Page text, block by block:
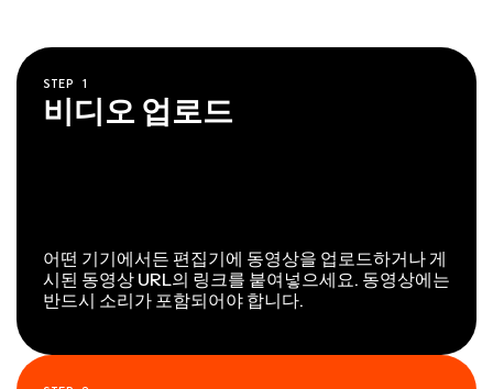
STEP 1
비디오 업로드
어떤 기기에서든 편집기에 동영상을 업로드하거나 게
시된 동영상 URL의 링크를 붙여넣으세요. 동영상에는
반드시 소리가 포함되어야 합니다.